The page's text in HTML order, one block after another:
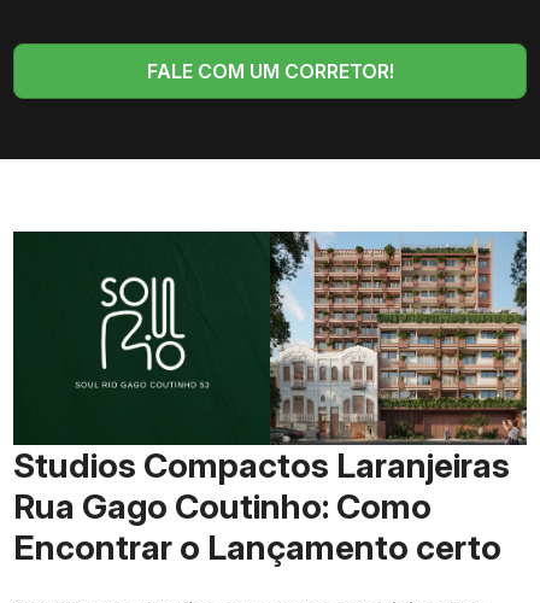
FALE COM UM CORRETOR!
Studios Compactos Laranjeiras
Rua Gago Coutinho: Como
Encontrar o Lançamento certo